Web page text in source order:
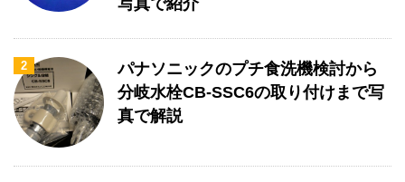
2
パナソニックのプチ食洗機検討から
分岐水栓CB-SSC6の取り付けまで写
真で解説